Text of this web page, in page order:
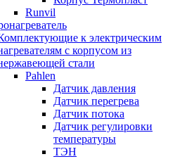
Runvil
к электрическим
с корпусом из
стали
Pahlen
Датчик давления
Датчик перегрева
Датчик потока
Датчик регулировки
температуры
ТЭН